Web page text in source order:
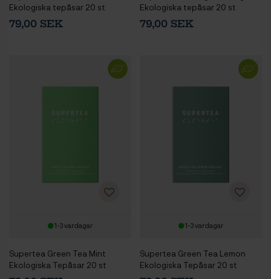
Ekologiska tepåsar 20 st
79,00 SEK
Ekologiska tepåsar 20 st
79,00 SEK
1-3 vardagar
Supertea Green Tea Mint
Ekologiska Tepåsar 20 st
1-3 vardagar
Supertea Green Tea Lemon
Ekologiska Tepåsar 20 st